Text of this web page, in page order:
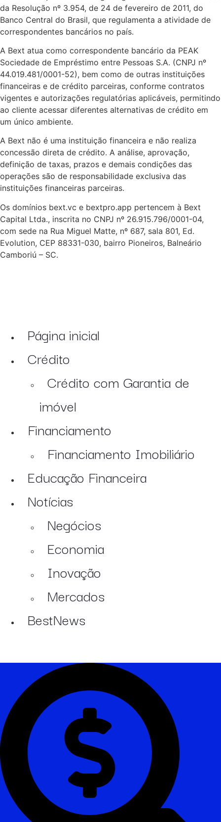
da Resolução nº 3.954, de 24 de fevereiro de 2011, do
Banco Central do Brasil, que regulamenta a atividade de
correspondentes bancários no país.
A Bext atua como correspondente bancário da PEAK
Sociedade de Empréstimo entre Pessoas S.A. (CNPJ nº
44.019.481/0001-52), bem como de outras instituições
financeiras e de crédito parceiras, conforme contratos
vigentes e autorizações regulatórias aplicáveis, permitindo
ao cliente acessar diferentes alternativas de crédito em
um único ambiente.
A Bext não é uma instituição financeira e não realiza
concessão direta de crédito. A análise, aprovação,
definição de taxas, prazos e demais condições das
operações são de responsabilidade exclusiva das
instituições financeiras parceiras.
Os domínios bext.vc e bextpro.app pertencem à Bext
Capital Ltda., inscrita no CNPJ nº 26.915.796/0001-04,
com sede na Rua Miguel Matte, nº 687, sala 801, Ed.
Evolution, CEP 88331-030, bairro Pioneiros, Balneário
Camboriú – SC.
Página inicial
Crédito
Crédito com Garantia de
imóvel
Financiamento
Financiamento Imobiliário
Educação Financeira
Notícias
Negócios
Economia
Inovação
Mercados
BestNews